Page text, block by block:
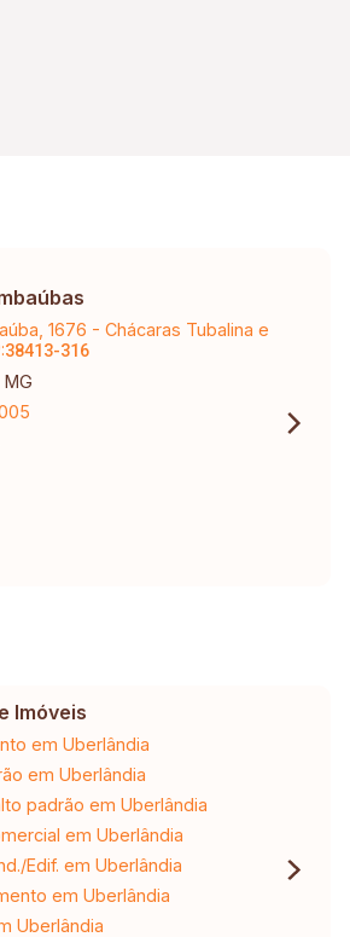
1676 - Chácaras Tubalina e
38413-316
Imóveis
em Uberlândia
em Uberlândia
padrão em Uberlândia
em Uberlândia
Edif. em Uberlândia
em Uberlândia
Uberlândia